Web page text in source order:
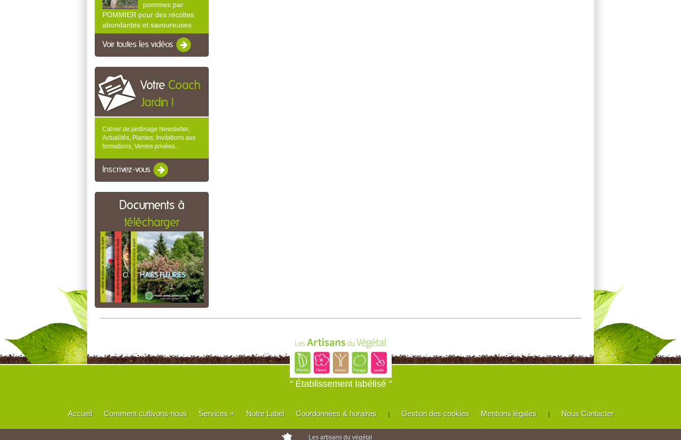
pommes par
POMMIER pour des récoltes
abondantes et savoureuses
Voir toutes les vidéos
Votre Coach
Jardin !
Cahier de jardinage Newsletter,
Actualités, Plantes, Invitations aux
formations, Ventes privées...
Inscrivez-vous
Documents à
télécharger
" Établissement labélisé "
Accueil Comment cultivons-nous Services + Notre Label Coordonnées & horaires | Gestion des cookies Mentions légales | Nous Contacter
Les artisans du végétal